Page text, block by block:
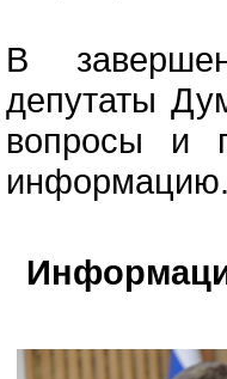
В
депутаты
вопросы и